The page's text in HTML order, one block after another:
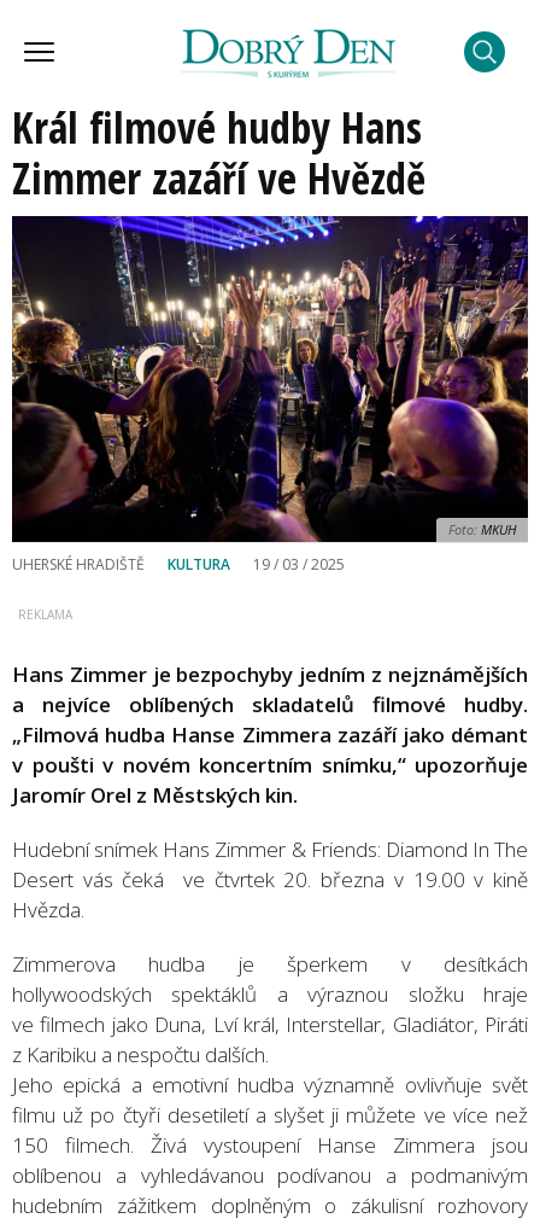
Král filmové hudby Hans
Zimmer zazáří ve Hvězdě
Foto: MKUH
UHERSKÉ HRADIŠTĚ KULTURA 19 / 03 / 2025
Hans Zimmer je bezpochyby jedním z nejznámějších
a nejvíce oblíbených skladatelů filmové hudby.
„Filmová hudba Hanse Zimmera zazáří jako démant
v poušti v novém koncertním snímku,“ upozorňuje
Jaromír Orel z Městských kin.
Hudební snímek Hans Zimmer & Friends: Diamond In The
Desert vás čeká ve čtvrtek 20. března v 19.00 v kině
Hvězda.
Zimmerova hudba je šperkem v desítkách
hollywoodských spektáklů a výraznou složku hraje
ve filmech jako Duna, Lví král, Interstellar, Gladiátor, Piráti
z Karibiku a nespočtu dalších.
Jeho epická a emotivní hudba významně ovlivňuje svět
filmu už po čtyři desetiletí a slyšet ji můžete ve více než
150 filmech. Živá vystoupení Hanse Zimmera jsou
oblíbenou a vyhledávanou podívanou a podmanivým
hudebním zážitkem doplněným o zákulisní rozhovory